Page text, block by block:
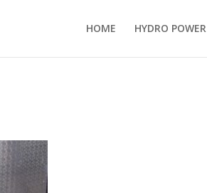
HOME HYDRO POWER